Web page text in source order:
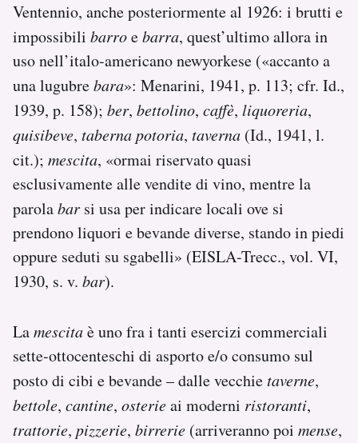
Ventennio, anche posteriormente al 1926: i brutti e
impossibili barroebarra, quest’ultimo allora in
uso nell’italo-americano newyorkese («accanto a
una lugubrebara»: Menarini, 1941, p. 113; cfr. Id.,
1939, p. 158); ber, bettolino, caffè, liquoreria,
quisibeve, taberna potoria, taverna (Id., 1941, l.
cit.); mescita, «ormai riservato quasi
esclusivamente alle vendite di vino, mentre la
parolabar si usa per indicare locali ove si
prendono liquori e bevande diverse, stando in piedi
oppure seduti su sgabelli» (EISLA-Trecc., vol. VI,
1930, s. v. bar).
Lamescitaè uno fra i tanti esercizi commerciali
sette-ottocenteschi di asporto e/o consumo sul
posto di cibi e bevande – dalle vecchietaverne,
bettole, cantine, osterieai moderni ristoranti,
trattorie, pizzerie, birrerie (arriveranno poi mense,